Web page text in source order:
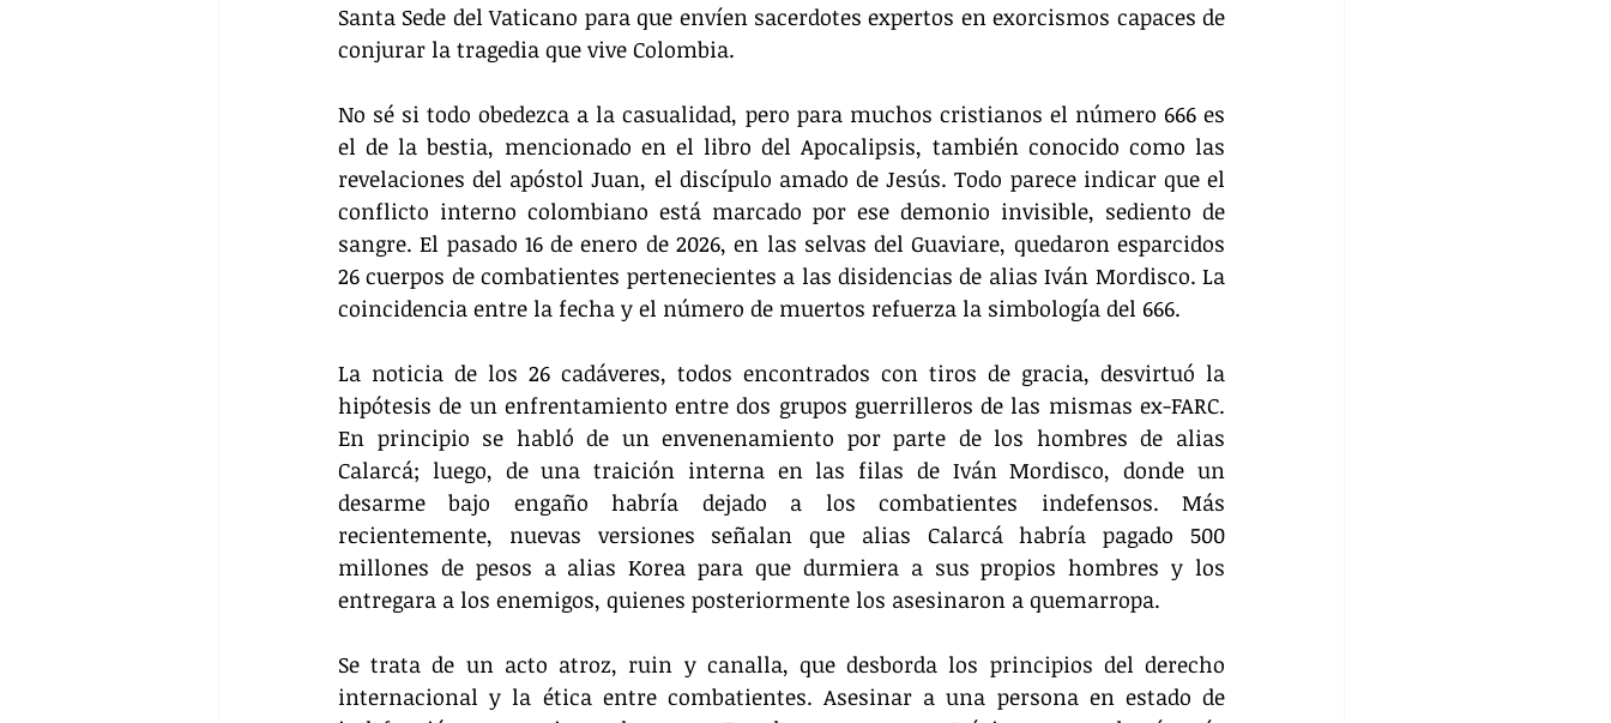
Santa Sede del Vaticano para que envíen sacerdotes expertos en exorcismos capaces de
conjurar la tragedia que vive Colombia.
No sé si todo obedezca a la casualidad, pero para muchos cristianos el número 666 es
el de la bestia, mencionado en el libro del Apocalipsis, también conocido como las
revelaciones del apóstol Juan, el discípulo amado de Jesús. Todo parece indicar que el
conflicto interno colombiano está marcado por ese demonio invisible, sediento de
sangre. El pasado 16 de enero de 2026, en las selvas del Guaviare, quedaron esparcidos
26 cuerpos de combatientes pertenecientes a las disidencias de alias Iván Mordisco. La
coincidencia entre la fecha y el número de muertos refuerza la simbología del 666.
La noticia de los 26 cadáveres, todos encontrados con tiros de gracia, desvirtuó la
hipótesis de un enfrentamiento entre dos grupos guerrilleros de las mismas ex-FARC.
En principio se habló de un envenenamiento por parte de los hombres de alias
Calarcá; luego, de una traición interna en las filas de Iván Mordisco, donde un
desarme bajo engaño habría dejado a los combatientes indefensos. Más
recientemente, nuevas versiones señalan que alias Calarcá habría pagado 500
millones de pesos a alias Korea para que durmiera a sus propios hombres y los
entregara a los enemigos, quienes posteriormente los asesinaron a quemarropa.
Se trata de un acto atroz, ruin y canalla, que desborda los principios del derecho
internacional y la ética entre combatientes. Asesinar a una persona en estado de